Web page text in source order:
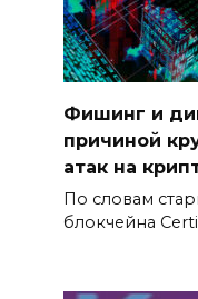
Фишинг и
причиной
атак на
По словам
блокчейна